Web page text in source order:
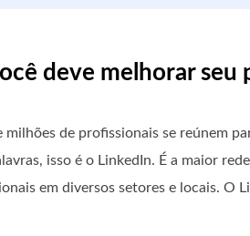
deve melhorar
milhões de profissionais se reúnem
isso é o LinkedIn. É a maior
em diversos setores e locais. O